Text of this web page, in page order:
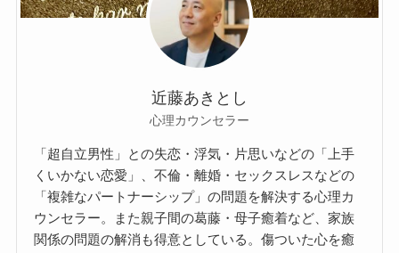
近藤あきとし
心理カウンセラー
「超自立男性」との失恋・浮気・片思いなどの「上手
くいかない恋愛」、不倫・離婚・セックスレスなどの
「複雑なパートナーシップ」の問題を解決する心理カ
ウンセラー。また親子間の葛藤・母子癒着など、家族
関係の問題の解消も得意としている。傷ついた心を癒